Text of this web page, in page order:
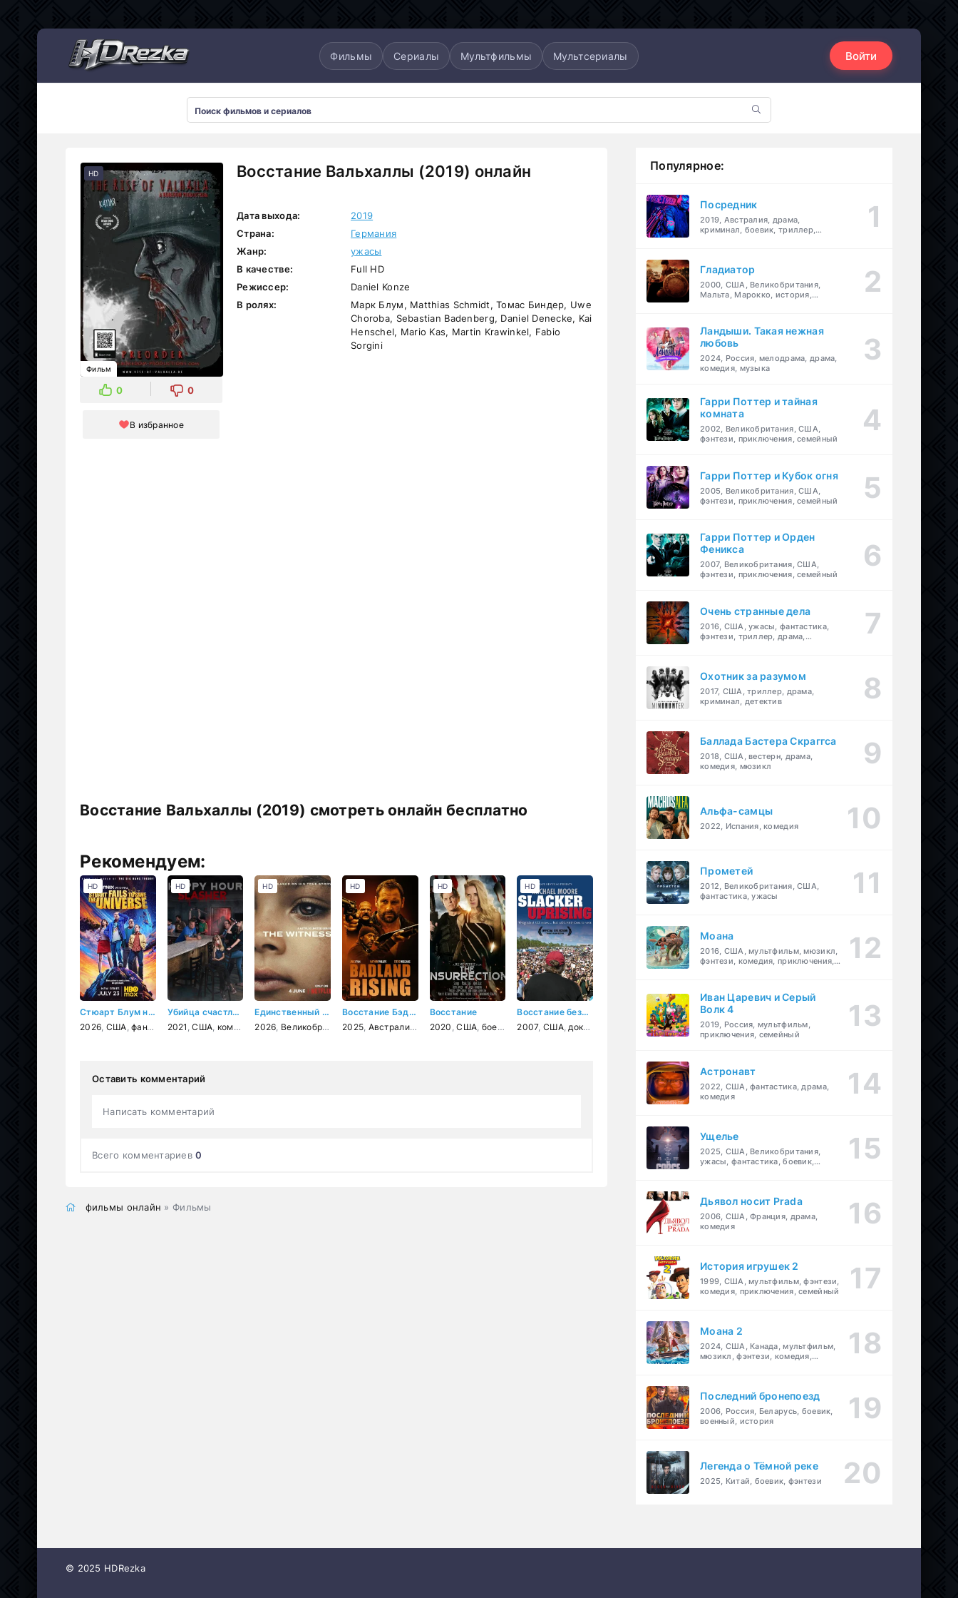
Фильмы Сериалы Мультфильмы Мультсериалы Войти
Восстание Вальхаллы (2019) онлайн
HD
Фильм
0 0
В избранное
Дата выхода:
2019
Страна:
Германия
Жанр:
ужасы
В качестве:
Full HD
Режиссер:
Daniel Konze
В ролях:
Марк Блум, Matthias Schmidt, Томас Биндер, Uwe
Choroba, Sebastian Badenberg, Daniel Denecke, Kai
Henschel, Mario Kas, Martin Krawinkel, Fabio
Sorgini
Восстание Вальхаллы (2019) смотреть онлайн бесплатно
Рекомендуем:
Стюарт Блум не смог спасти вселенную
2026 США ,фантастика ,фэнтези,комедия
HD
Убийца счастливых часов
2021 ,США комедия
HD
Единственный свидетель
2026 Великобритания ,США,драма, криминал
HD
Восстание Бэдленда
2025 Австралия , боевик
HD
Восстание
2020 ,США боевик
HD
Восстание бездельников
2007, США, документальный
HD
Оставить комментарий
Написать комментарий
Всего комментариев0
фильмы онлайн » Фильмы
Популярное:
Посредник
2019, Австралия, драма,
криминал, боевик, триллер,
Гладиатор
2000, США, Великобритания,
Мальта, Марокко, история,
Ландыши. Такая нежная
любовь
2024, Россия, мелодрама, драма,
комедия, музыка
Гарри Поттер и тайная
комната
2002, Великобритания, США,
фэнтези, приключения, семейный
Гарри Поттер и Кубок огня
2005, Великобритания, США,
фэнтези, приключения, семейный
Гарри Поттер и Орден
Феникса
2007, Великобритания, США,
фэнтези, приключения, семейный
Очень странные дела
2016, США, ужасы, фантастика,
фэнтези, триллер, драма,
Охотник за разумом
2017, США, триллер, драма,
криминал, детектив
Баллада Бастера Скраггса
2018, США, вестерн, драма,
комедия, мюзикл
Альфа-самцы
2022, Испания, комедия
Прометей
2012, Великобритания, США,
фантастика, ужасы
Моана
2016, США, мультфильм, мюзикл,
фэнтези, комедия, приключения,
Иван Царевич и Серый
Волк 4
2019, Россия, мультфильм,
приключения, семейный
Астронавт
2022, США, фантастика, драма,
комедия
Ущелье
2025, США, Великобритания,
ужасы, фантастика, боевик,
Дьявол носит Prada
2006, США, Франция, драма,
комедия
История игрушек 2
1999, США, мультфильм, фэнтези,
комедия, приключения, семейный
Моана 2
2024, США, Канада, мультфильм,
мюзикл, фэнтези, комедия,
Последний бронепоезд
2006, Россия, Беларусь, боевик,
военный, история
Легенда о Тёмной реке
2025, Китай, боевик, фэнтези
© 2025 HDRezka
Мультсериалы